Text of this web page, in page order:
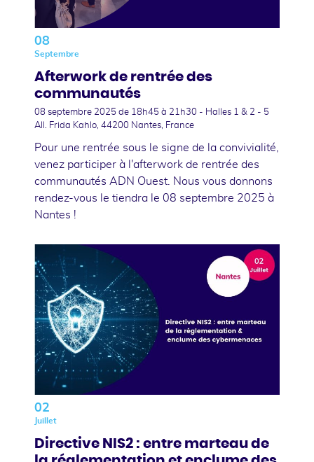
08
Septembre
Afterwork de rentrée des
communautés
08 septembre 2025 de 18h45 à 21h30 - Halles 1 & 2 - 5
All. Frida Kahlo, 44200 Nantes, France
Pour une rentrée sous le signe de la convivialité,
venez participer à l'afterwork de rentrée des
communautés ADN Ouest. Nous vous donnons
rendez-vous le tiendra le 08 septembre 2025 à
Nantes !
02
Juillet
Directive NIS2 : entre marteau de